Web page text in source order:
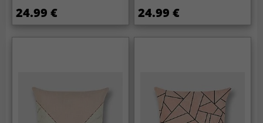
24.99 € 24.99 €